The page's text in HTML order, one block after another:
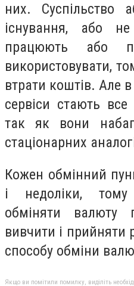
них. Суспільство
існування, або
працюють або
використовувати,
втрати коштів. Але
сервіси стають
так як вони
стаціонарних
Кожен обмінний
і недоліки,
обміняти валюту
вивчити і
способу обміни
Якщо ви помітили помилку, виділіть